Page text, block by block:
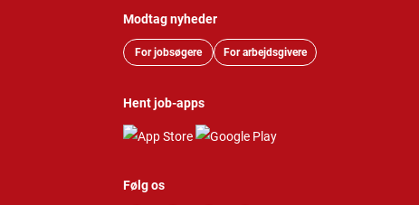
Modtag nyheder
For jobsøgere For arbejdsgivere
Hent job-apps
Følg os